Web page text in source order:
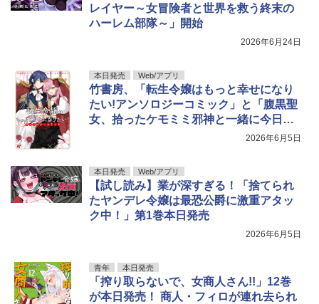
レイヤー～女冒険者と世界を救う終末の
ハーレム部隊～」開始
2026年6月24日
本日発売 Web/アプリ
竹書房、「転生令嬢はもっと幸せになり
たい!アンソロジーコミック」と「腹黒聖
女、拾ったケモミミ邪神と一緒に今日も
悪を懲らしめます」第1巻を本日発売
2026年6月5日
本日発売 Web/アプリ
【試し読み】業が深すぎる！「捨てられ
たヤンデレ令嬢は最恐公爵に激重アタッ
ク中！」第1巻本日発売
2026年6月5日
青年 本日発売
「搾り取らないで、女商人さん!!」12巻
が本日発売！ 商人・フィロが連れ去られ